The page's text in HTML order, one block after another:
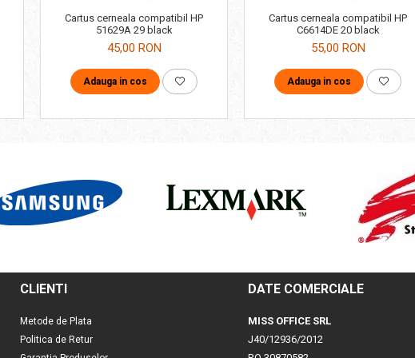
Cartus cerneala compatibil HP
51629A 29 black
45,00 RON
Adauga in cos
Cartus cerneala compatibil HP
C6614DE 20 black
55,00 RON
Adauga in cos
CLIENTI
Metode de Plata
Politica de Retur
DATE COMERCIALE
MISS OFFICE SRL
J40/12936/2012